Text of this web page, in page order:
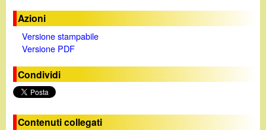
V
d
Azioni
Versione stampabile
Versione PDF
Condividi
Contenuti collegati